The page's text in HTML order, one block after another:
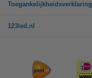
Toegankelijkheidsverklaring
123led.nl